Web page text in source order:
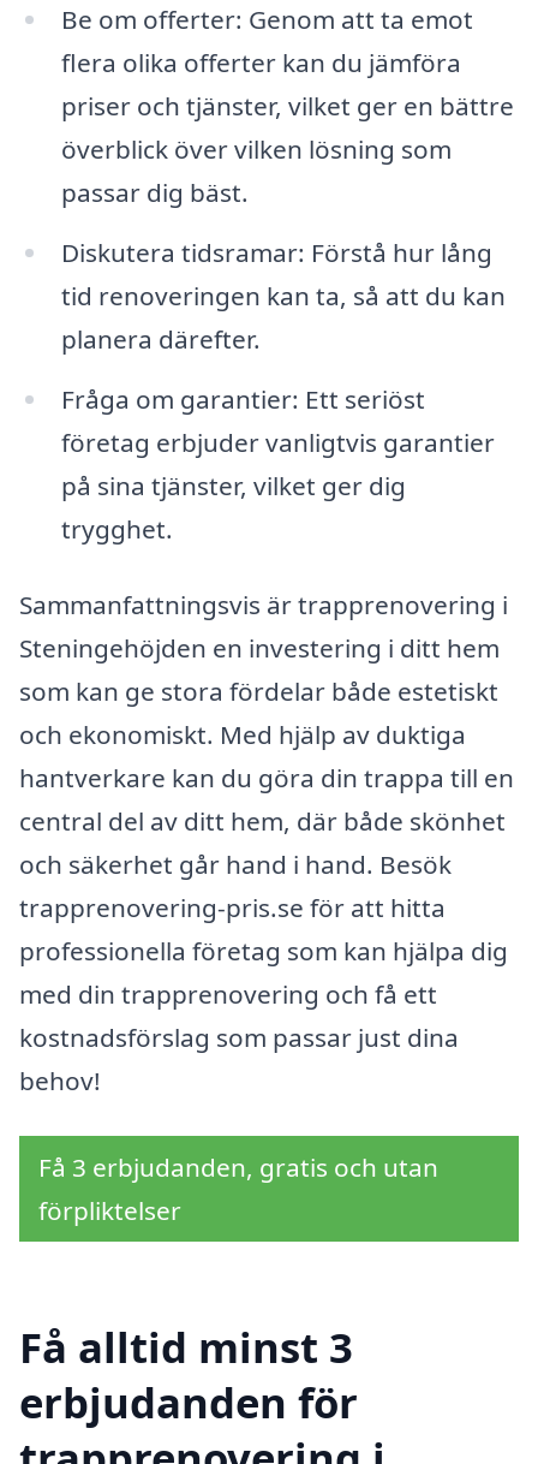
Be om offerter: Genom att ta emot
flera olika offerter kan du jämföra
priser och tjänster, vilket ger en bättre
överblick över vilken lösning som
passar dig bäst.
Diskutera tidsramar: Förstå hur lång
tid renoveringen kan ta, så att du kan
planera därefter.
Fråga om garantier: Ett seriöst
företag erbjuder vanligtvis garantier
på sina tjänster, vilket ger dig
trygghet.
Sammanfattningsvis är trapprenovering i
Steningehöjden en investering i ditt hem
som kan ge stora fördelar både estetiskt
och ekonomiskt. Med hjälp av duktiga
hantverkare kan du göra din trappa till en
central del av ditt hem, där både skönhet
och säkerhet går hand i hand. Besök
trapprenovering-pris.se för att hitta
professionella företag som kan hjälpa dig
med din trapprenovering och få ett
kostnadsförslag som passar just dina
behov!
Få 3 erbjudanden, gratis och utan
förpliktelser
Få alltid minst 3
erbjudanden för